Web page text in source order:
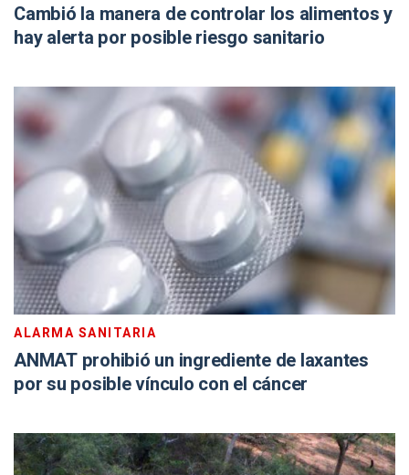
Cambió la manera de controlar los alimentos y
hay alerta por posible riesgo sanitario
ALARMA SANITARIA
ANMAT prohibió un ingrediente de laxantes
por su posible vínculo con el cáncer